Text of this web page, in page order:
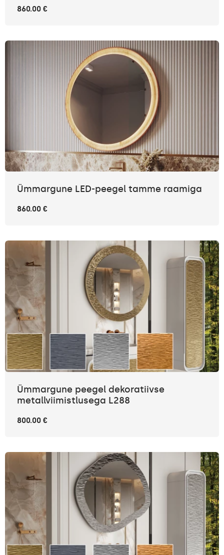
860.00 €
Ümmargune LED-peegel tamme raamiga
860.00 €
Ümmargune peegel dekoratiivse
metallviimistlusega L288
800.00 €